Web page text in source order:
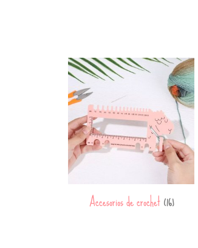
Accesorios de crochet(16)